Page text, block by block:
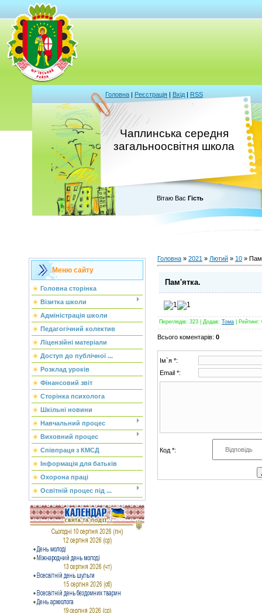
Головна | Реєстрація | Вхід | RSS
Чаплинська середня
загальноосвітня школа
Вітаю Вас Гість
Меню сайту
Головна сторінка
Візитка школи
Адміністрація школи
Педагогічний колектив
Ліцензійні матеріали
Доступ до публічної ...
Розклад уроків
Фінансовий звіт
Сторінка психолога
Шкільні новини
Навчальний процес
Виховний процес
Співпраця з КМСД
Інформація для батьків
Охорона праці
Освітній процес під ...
Головна » 2021 » Лютий » 10 »
Пам'ятка.
Переглядів: 323 Додав: Тома Рейтинг:
Всього коментарів: 0
Ім`я *:
Email *:
Код *: